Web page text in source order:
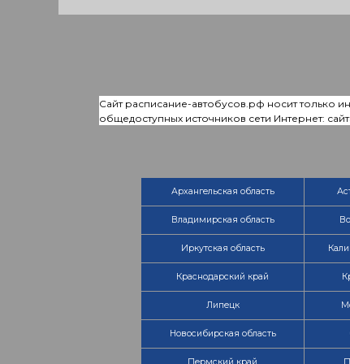
Сайт расписание-автобусов.рф носит только
общедоступных источников сети Интернет:
Архангельская область
Владимирская область
Иркутская область
Краснодарский край
Липецк
Новосибирская область